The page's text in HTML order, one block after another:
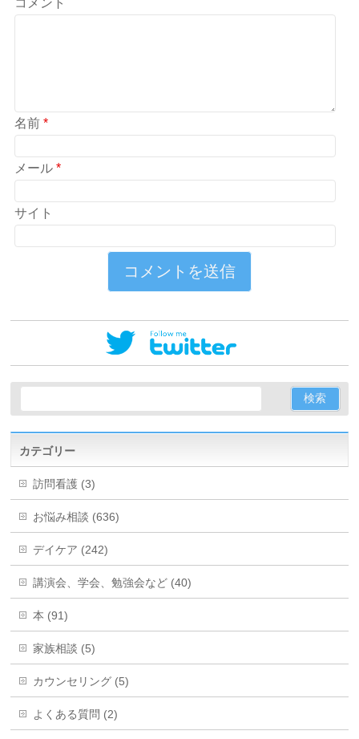
名前*
メール*
サイト
カテゴリー
訪問看護 (3)
お悩み相談 (636)
デイケア (242)
講演会、学会、勉強会など (40)
本 (91)
家族相談 (5)
カウンセリング (5)
よくある質問 (2)